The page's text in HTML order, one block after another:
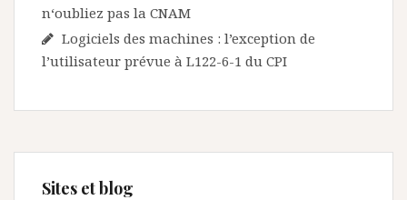
n‘oubliez pas la CNAM
Logiciels des machines : l’exception de
l’utilisateur prévue à L122-6-1 du CPI
Sites et blog